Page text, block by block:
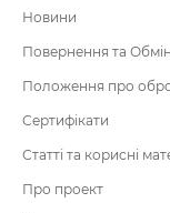
Новини
Повернення та Обмін
Положення про
Сертифікати
Статті та корисні
Про проект